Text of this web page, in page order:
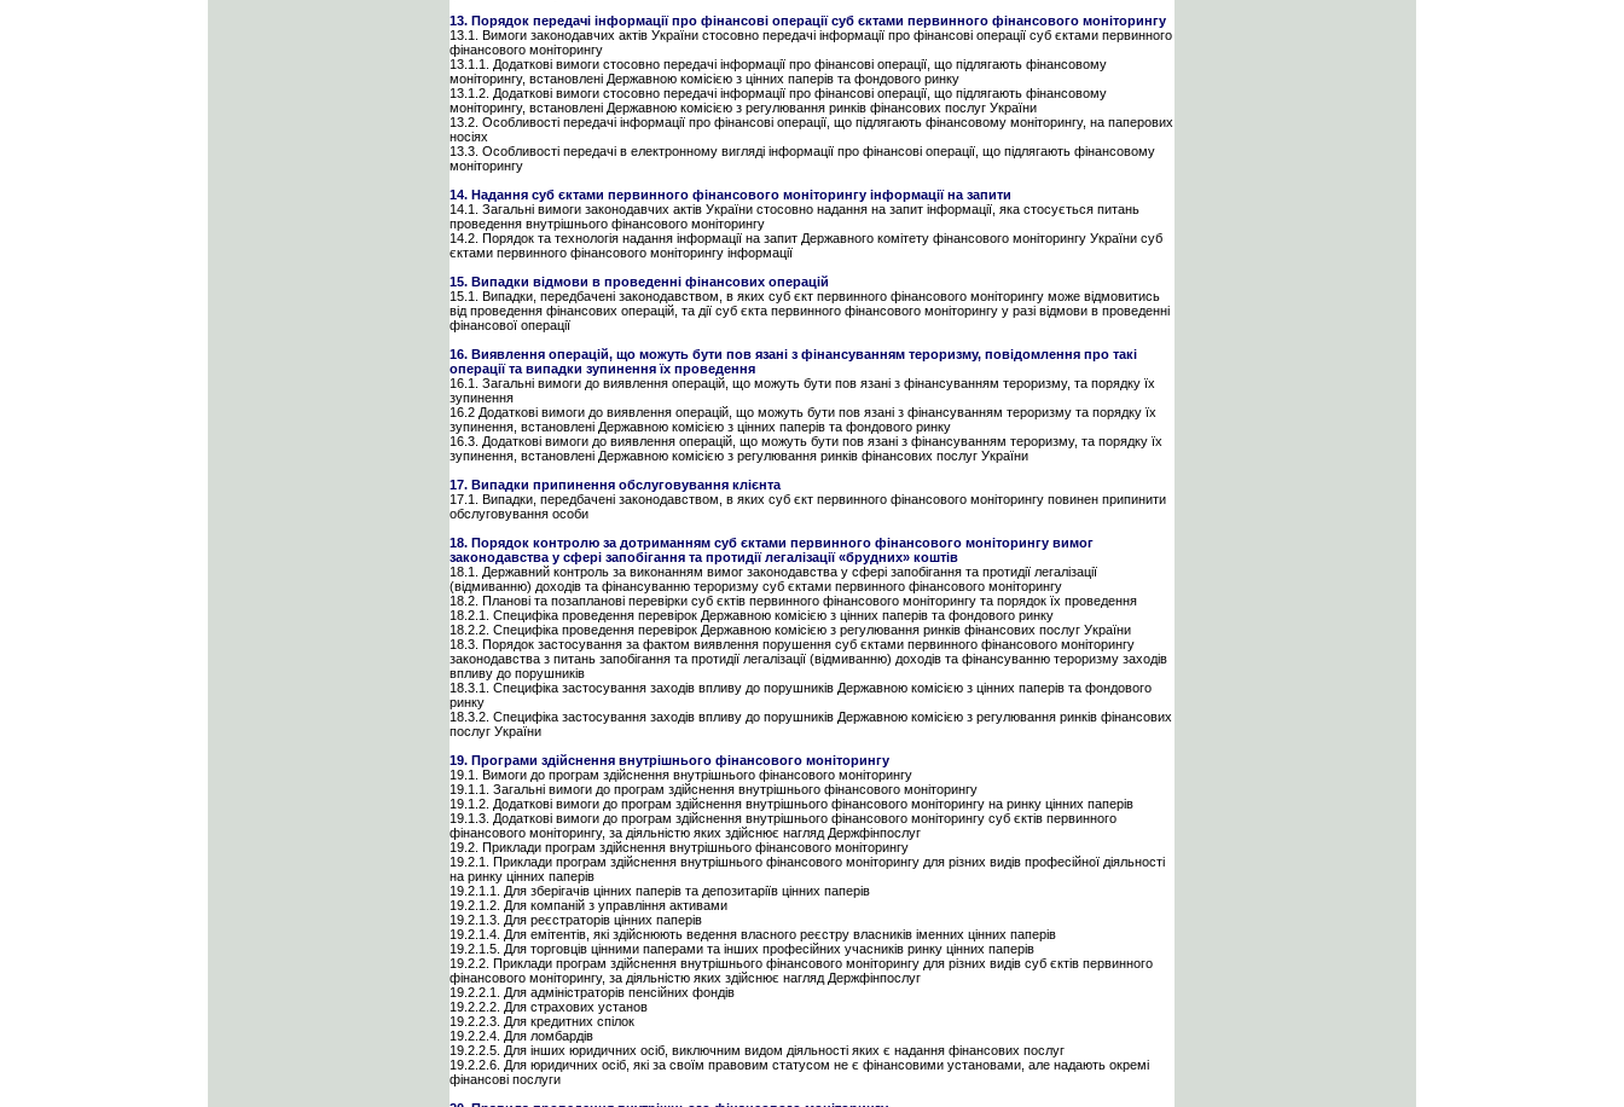
13. Порядок передачі інформації про фінансові операції суб єктами первинного фінансового моніторингу
13.1. Вимоги законодавчих актів України стосовно передачі інформації про фінансові операції суб єктами первинного
фінансового моніторингу
13.1.1. Додаткові вимоги стосовно передачі інформації про фінансові операції, що підлягають фінансовому
моніторингу, встановлені Державною комісією з цінних паперів та фондового ринку
13.1.2. Додаткові вимоги стосовно передачі інформації про фінансові операції, що підлягають фінансовому
моніторингу, встановлені Державною комісією з регулювання ринків фінансових послуг України
13.2. Особливості передачі інформації про фінансові операції, що підлягають фінансовому моніторингу, на паперових
носіях
13.3. Особливості передачі в електронному вигляді інформації про фінансові операції, що підлягають фінансовому
моніторингу
14. Надання суб єктами первинного фінансового моніторингу інформації на запити
14.1. Загальні вимоги законодавчих актів України стосовно надання на запит інформації, яка стосується питань
проведення внутрішнього фінансового моніторингу
14.2. Порядок та технологія надання інформації на запит Державного комітету фінансового моніторингу України суб
єктами первинного фінансового моніторингу інформації
15. Випадки відмови в проведенні фінансових операцій
15.1. Випадки, передбачені законодавством, в яких суб єкт первинного фінансового моніторингу може відмовитись
від проведення фінансових операцій, та дії суб єкта первинного фінансового моніторингу у разі відмови в проведенні
фінансової операції
16. Виявлення операцій, що можуть бути пов язані з фінансуванням тероризму, повідомлення про такі
операції та випадки зупинення їх проведення
16.1. Загальні вимоги до виявлення операцій, що можуть бути пов язані з фінансуванням тероризму, та порядку їх
зупинення
16.2 Додаткові вимоги до виявлення операцій, що можуть бути пов язані з фінансуванням тероризму та порядку їх
зупинення, встановлені Державною комісією з цінних паперів та фондового ринку
16.3. Додаткові вимоги до виявлення операцій, що можуть бути пов язані з фінансуванням тероризму, та порядку їх
зупинення, встановлені Державною комісією з регулювання ринків фінансових послуг України
17. Випадки припинення обслуговування клієнта
17.1. Випадки, передбачені законодавством, в яких суб єкт первинного фінансового моніторингу повинен припинити
обслуговування особи
18. Порядок контролю за дотриманням суб єктами первинного фінансового моніторингу вимог
законодавства у сфері запобігання та протидії легалізації «брудних» коштів
18.1. Державний контроль за виконанням вимог законодавства у сфері запобігання та протидії легалізації
(відмиванню) доходів та фінансуванню тероризму суб єктами первинного фінансового моніторингу
18.2. Планові та позапланові перевірки суб єктів первинного фінансового моніторингу та порядок їх проведення
18.2.1. Специфіка проведення перевірок Державною комісією з цінних паперів та фондового ринку
18.2.2. Специфіка проведення перевірок Державною комісією з регулювання ринків фінансових послуг України
18.3. Порядок застосування за фактом виявлення порушення суб єктами первинного фінансового моніторингу
законодавства з питань запобігання та протидії легалізації (відмиванню) доходів та фінансуванню тероризму заходів
впливу до порушників
18.3.1. Специфіка застосування заходів впливу до порушників Державною комісією з цінних паперів та фондового
ринку
18.3.2. Специфіка застосування заходів впливу до порушників Державною комісією з регулювання ринків фінансових
послуг України
19. Програми здійснення внутрішнього фінансового моніторингу
19.1. Вимоги до програм здійснення внутрішнього фінансового моніторингу
19.1.1. Загальні вимоги до програм здійснення внутрішнього фінансового моніторингу
19.1.2. Додаткові вимоги до програм здійснення внутрішнього фінансового моніторингу на ринку цінних паперів
19.1.3. Додаткові вимоги до програм здійснення внутрішнього фінансового моніторингу суб єктів первинного
фінансового моніторингу, за діяльністю яких здійснює нагляд Держфінпослуг
19.2. Приклади програм здійснення внутрішнього фінансового моніторингу
19.2.1. Приклади програм здійснення внутрішнього фінансового моніторингу для різних видів професійної діяльності
на ринку цінних паперів
19.2.1.1. Для зберігачів цінних паперів та депозитаріїв цінних паперів
19.2.1.2. Для компаній з управління активами
19.2.1.3. Для реєстраторів цінних паперів
19.2.1.4. Для емітентів, які здійснюють ведення власного реєстру власників іменних цінних паперів
19.2.1.5. Для торговців цінними паперами та інших професійних учасників ринку цінних паперів
19.2.2. Приклади програм здійснення внутрішнього фінансового моніторингу для різних видів суб єктів первинного
фінансового моніторингу, за діяльністю яких здійснює нагляд Держфінпослуг
19.2.2.1. Для адміністраторів пенсійних фондів
19.2.2.2. Для страхових установ
19.2.2.3. Для кредитних спілок
19.2.2.4. Для ломбардів
19.2.2.5. Для інших юридичних осіб, виключним видом діяльності яких є надання фінансових послуг
19.2.2.6. Для юридичних осіб, які за своїм правовим статусом не є фінансовими установами, але надають окремі
фінансові послуги